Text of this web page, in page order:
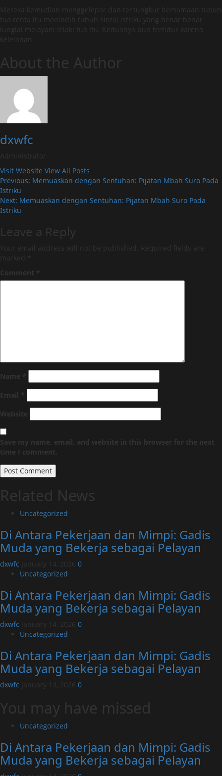
Mereka kemudian menggelepar dan tersungkur bersamaan tubuh
tua renta itu menindih tubuh sintal istriku yang benar benar
lunglai melayani lelaki tua itu. Keduanya pun tertidur karena
kelelahan.
About the Author
dxwfc
Administrator
Visit Website View All Posts
Post
navigation
Previous: Memuaskan dengan Sentuhan: Pijatan Mbah Suro Pada
Istriku
Next: Memuaskan dengan Sentuhan: Pijatan Mbah Suro Pada
Istriku
Leave a Reply
Your email address will not be published.
Required fields are
marked
Comment *
Name *
Email *
Website
Save my name, email, and website in this browser for the next
time I comment.
Related News
Uncategorized
Di Antara Pekerjaan dan Mimpi: Gadis
Muda yang Bekerja sebagai Pelayan
dxwfc January 14, 2026 0
Uncategorized
Di Antara Pekerjaan dan Mimpi: Gadis
Muda yang Bekerja sebagai Pelayan
dxwfc January 14, 2026 0
Uncategorized
Di Antara Pekerjaan dan Mimpi: Gadis
Muda yang Bekerja sebagai Pelayan
dxwfc January 14, 2026 0
You may have missed
Uncategorized
Di Antara Pekerjaan dan Mimpi: Gadis
Muda yang Bekerja sebagai Pelayan